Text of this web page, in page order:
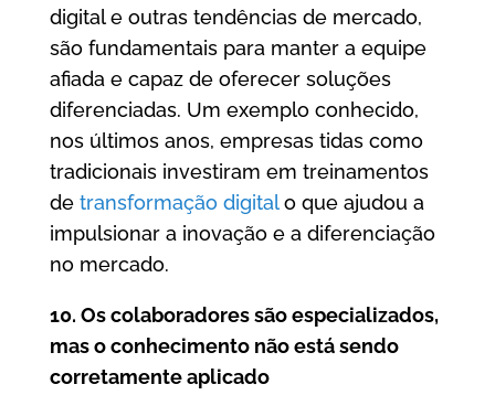
digital e outras tendências de mercado,
são fundamentais para manter a equipe
afiada e capaz de oferecer soluções
diferenciadas. Um exemplo conhecido,
nos últimos anos, empresas tidas como
tradicionais investiram em treinamentos
de transformação digitalo que ajudou a
impulsionar a inovação e a diferenciação
no mercado.
10. Os colaboradores são especializados,
mas o conhecimento não está sendo
corretamente aplicado